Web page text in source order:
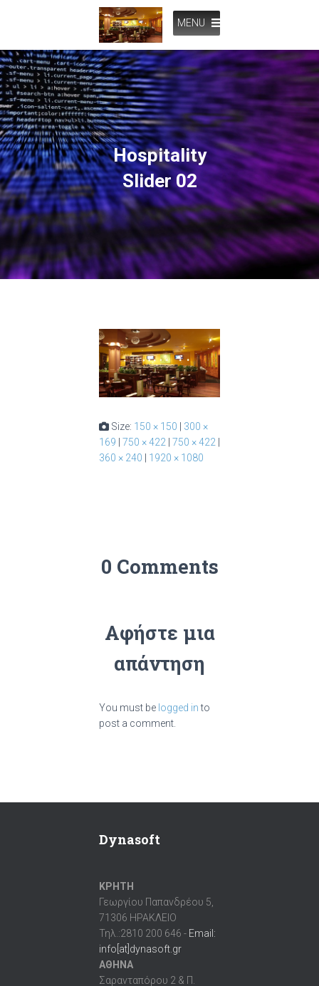
MENU
Hospitality
Slider 02
Size: 150 × 150
300 ×
169
750 × 422 750 × 422
360 × 240
1920 × 1080
0 Comments
Αφήστε μια
απάντηση
You must be logged into
post a comment.
Dynasoft
ΚΡΗΤΗ
Γεωργίου Παπανδρέου 5,
71306 ΗΡΑΚΛΕΙΟ
Τηλ.:2810 200 646 - Email:
info[at]dynasoft.gr
ΑΘΗΝΑ
Σαρανταπόρου 2 & Π.